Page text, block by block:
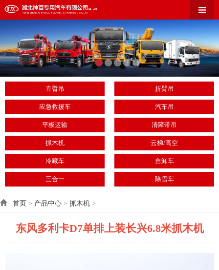
直臂吊 折臂吊
应急救援车 汽车吊
平板运输 清障带吊
抓木机 云梯/高空
冷藏车 自卸车
三合一 除雪车
首页 > 产品中心 > 抓木机 >
东风多利卡D7单排上装长兴6.8米抓木机